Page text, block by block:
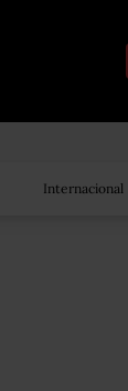
Internacional